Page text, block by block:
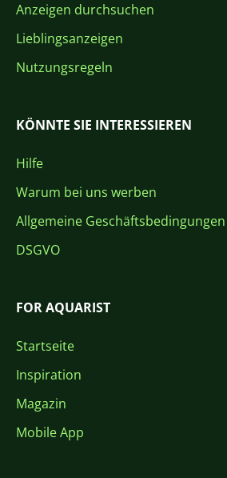
Anzeigen durchsuchen
Lieblingsanzeigen
Nutzungsregeln
KÖNNTE SIE INTERESSIEREN
Hilfe
Warum bei uns werben
Allgemeine Geschäftsbedingungen
DSGVO
FOR AQUARIST
Startseite
Inspiration
Magazin
Mobile App